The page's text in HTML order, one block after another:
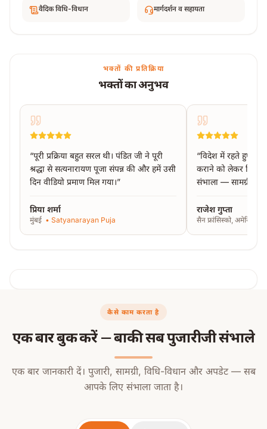
वैदिक विधि-विधान मार्गदर्शन व सहायता
भक्तों की प्रतिक्रिया
भक्तों का अनुभव
“पूरी प्रक्रिया बहुत सरल थी। पंडित जी ने पूरी
श्रद्धा से सत्यनारायण पूजा संपन्न की और हमें उसी
दिन वीडियो प्रमाण मिल गया।”
प्रिया शर्मा
मुंबई • Satyanarayan Puja
“विदेश में रहते हुए
कराने को लेकर
संभाला — सामग्री से
राजेश गुप्ता
सैन फ्रांसिस्को, अमेरिका
कैसे काम करता है
एक बार बुक करें — बाकी सब पुजारीजी संभाले
एक बार जानकारी दें। पुजारी, सामग्री, विधि-विधान और अपडेट — सब
आपके लिए संभाला जाता है।